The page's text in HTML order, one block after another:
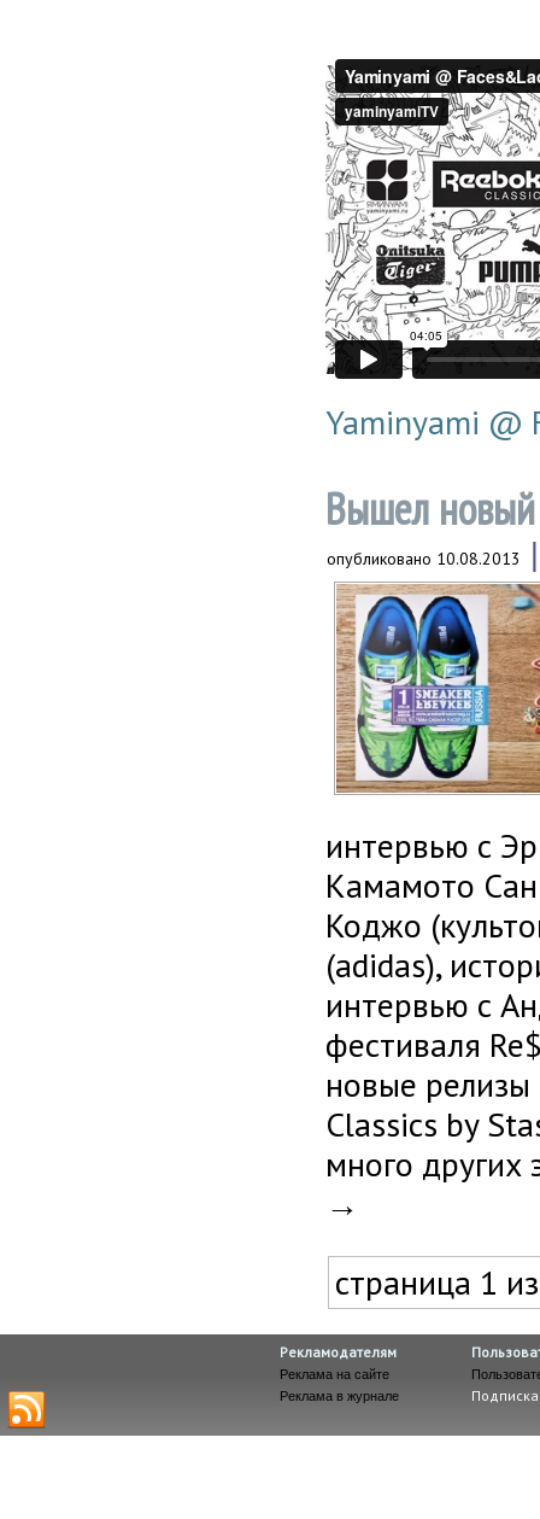
Yaminyami @
Вышел
опубликовано 10.08.2013
интервью с
Камамото
Коджо
(adidas),
интервью с
фестиваля
новые релизы
Classics by
много
→
страница 1
Рекламодателям
Реклама на сайте
Реклама в журнале